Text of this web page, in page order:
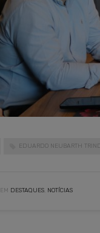
EDUARDO NEUBARTH
DESTAQUES NOTÍCIAS